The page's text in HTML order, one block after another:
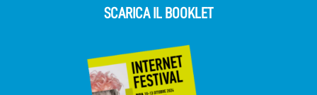
SCARICA IL BOOKLET